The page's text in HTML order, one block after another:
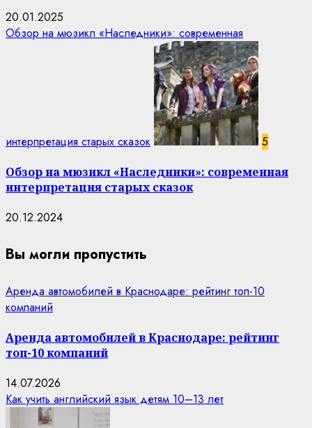
20.01.2025
Обзор на мюзикл «Наследники»: современная
интерпретация старых сказок 5
Обзор на мюзикл «Наследники»: современная
интерпретация старых сказок
20.12.2024
Вы могли пропустить
Аренда автомобилей в Краснодаре: рейтинг топ-10
компаний
Аренда автомобилей в Краснодаре: рейтинг
топ-10 компаний
14.07.2026
Как учить английский язык детям 10–13 лет